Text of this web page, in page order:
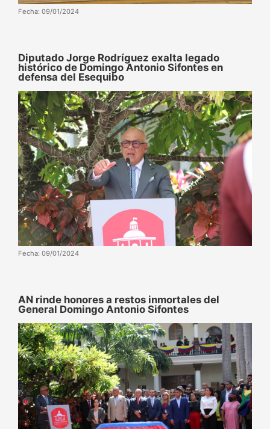
Fecha: 09/01/2024
Diputado Jorge Rodríguez exalta legado
histórico de Domingo Antonio Sifontes en
defensa del Esequibo
Fecha: 09/01/2024
AN rinde honores a restos inmortales del
General Domingo Antonio Sifontes